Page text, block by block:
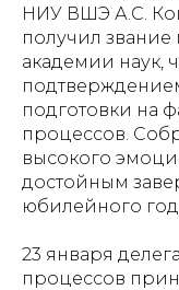
НИУ ВШЭ А.С.
получил
академии наук,
подготовки на
процессов.
высокого
достойным
юбилейного
23 января
процессов